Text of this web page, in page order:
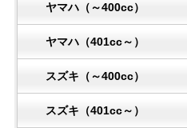
ヤマハ（～400cc）
ヤマハ（401cc～）
スズキ（～400cc）
スズキ（401cc～）